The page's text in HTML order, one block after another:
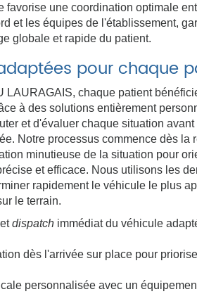
favorise une coordination optimale
et les équipes de l'établissement,
globale et rapide du patient.
pour chaque
LAURAGAIS, chaque patient
à des solutions entièrement
et d'évaluer chaque situation
Notre processus commence dès la
minutieuse de la situation pour
et efficace. Nous utilisons les
rapidement le véhicule le plus
le terrain.
dispatchimmédiat du véhicule
dès l'arrivée sur place pour
personnalisée avec un